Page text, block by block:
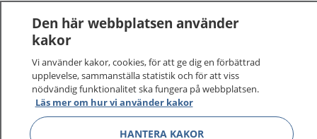
1177–tryggt om din hälsa och vård
Den här webbplatsen använder
kakor
Vi använder kakor, cookies, för att ge dig en förbättrad
upplevelse, sammanställa statistik och för att viss
nödvändig funktionalitet ska fungera på webbplatsen.
Läs mer om hur vi använder kakor
HANTERA KAKOR